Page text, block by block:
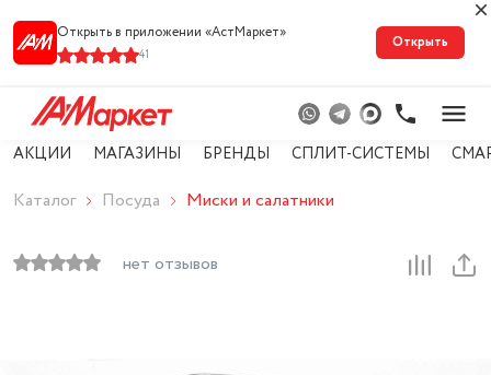
Открыть в приложении «АстМарке‪т‬»
41
Открыть
АКЦИИ МАГАЗИНЫ БРЕНДЫ СПЛИТ-СИСТЕМЫ
Каталог Посуда Миски и салатники
нет отзывов